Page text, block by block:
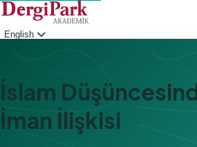
English
İslam
İman İlişkisi